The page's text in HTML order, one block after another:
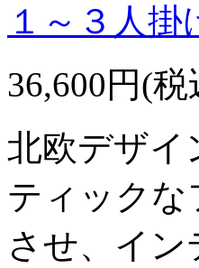
１～３人
36,600円(
北欧デザイ
ティックな
させ、イ